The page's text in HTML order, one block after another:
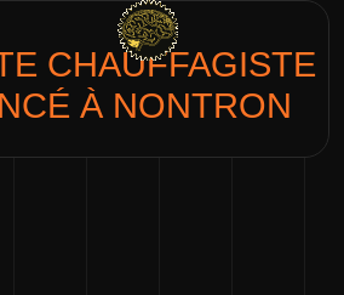
CHAUFFAGISTE
À NONTRON